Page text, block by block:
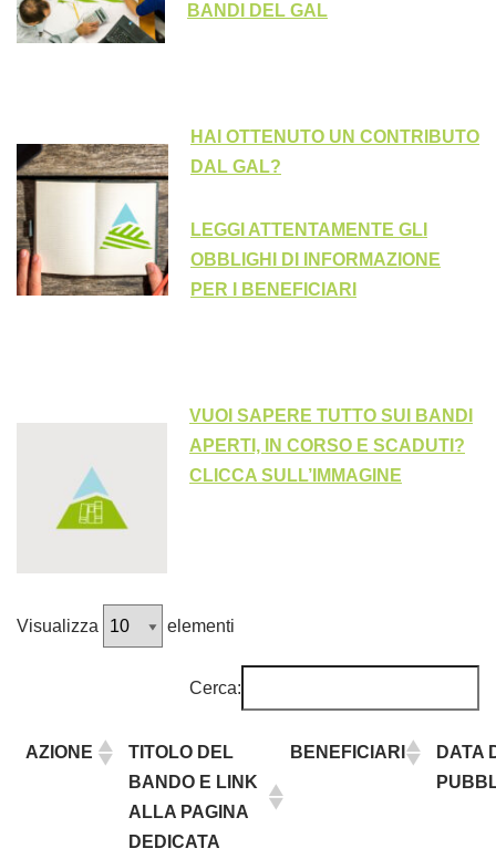
BANDI DEL GAL
HAI OTTENUTO UN CONTRIBUTO
DAL GAL?
LEGGI ATTENTAMENTE GLI
OBBLIGHI DI INFORMAZIONE
PER I BENEFICIARI
VUOI SAPERE TUTTO SUI BANDI
APERTI, IN CORSO E SCADUTI?
CLICCA SULL’IMMAGINE
Visualizza elementi
Cerca:
AZIONE
TITOLO DEL
BANDO E LINK
ALLA PAGINA
DEDICATA
BENEFICIARI
DATA